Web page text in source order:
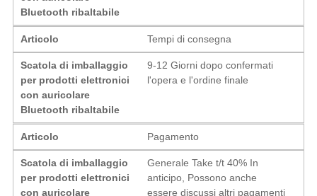
Bluetooth ribaltabile
Articolo Tempi di consegna
Scatola di imballaggio
per prodotti elettronici
con auricolare
Bluetooth ribaltabile
9-12 Giorni dopo confermati
l'opera e l'ordine finale
Articolo Pagamento
Scatola di imballaggio
per prodotti elettronici
con auricolare
Generale Take t/t 40% In
anticipo, Possono anche
essere discussi altri pagamenti